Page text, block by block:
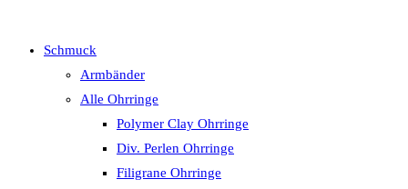
Schmuck
Armbänder
Alle Ohrringe
Polymer Clay Ohrringe
Div. Perlen Ohrringe
Filigrane Ohrringe